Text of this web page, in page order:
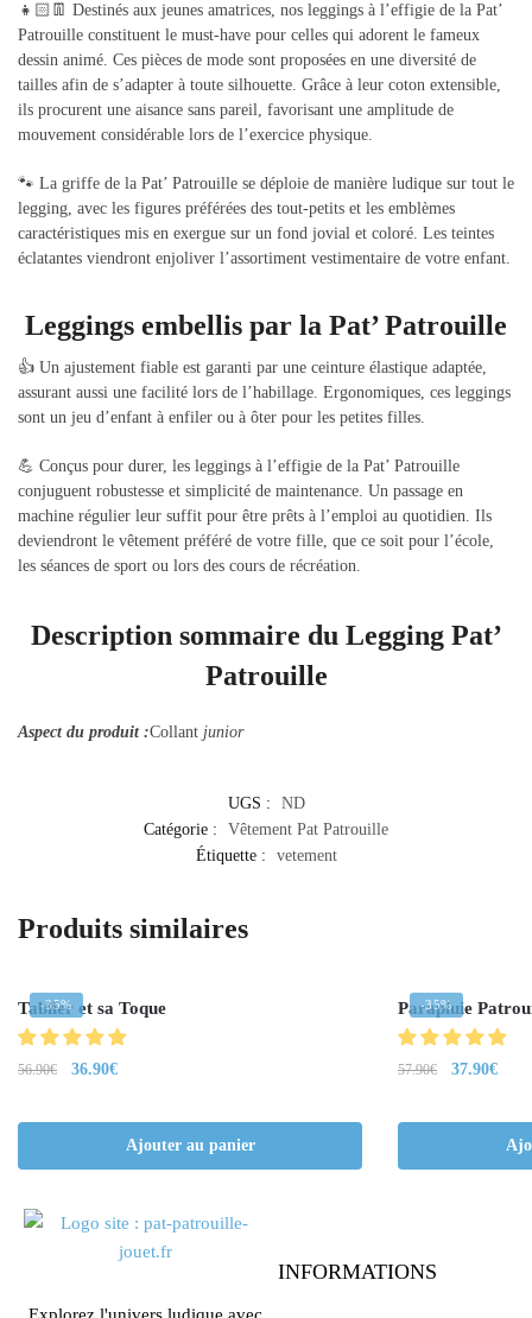
👧🏻👖 Destinés aux jeunes amatrices, nos leggings à l’effigie de la Pat’
Patrouille constituent le must-have pour celles qui adorent le fameux
dessin animé. Ces pièces de mode sont proposées en une diversité de
tailles afin de s’adapter à toute silhouette. Grâce à leur coton extensible,
ils procurent une aisance sans pareil, favorisant une amplitude de
mouvement considérable lors de l’exercice physique.
🐾 La griffe de la Pat’ Patrouille se déploie de manière ludique sur tout le
legging, avec les figures préférées des tout-petits et les emblèmes
caractéristiques mis en exergue sur un fond jovial et coloré. Les teintes
éclatantes viendront enjoliver l’assortiment vestimentaire de votre enfant.
Leggings embellis par la Pat’ Patrouille
👍 Un ajustement fiable est garanti par une ceinture élastique adaptée,
assurant aussi une facilité lors de l’habillage. Ergonomiques, ces leggings
sont un jeu d’enfant à enfiler ou à ôter pour les petites filles.
💪 Conçus pour durer, les leggings à l’effigie de la Pat’ Patrouille
conjuguent robustesse et simplicité de maintenance. Un passage en
machine régulier leur suffit pour être prêts à l’emploi au quotidien. Ils
deviendront le vêtement préféré de votre fille, que ce soit pour l’école,
les séances de sport ou lors des cours de récréation.
Description sommaire du Legging Pat’
Patrouille
Aspect du produit :Collant junior
UGS :
ND
Catégorie :
Vêtement Pat Patrouille
Étiquette :
vetement
Produits similaires
-35%
Tablier et sa Toque
56.90€ 36.90€
Ajouter au panier
-35%
Parapluie
57.90€ 37.90€
INFORMATIONS